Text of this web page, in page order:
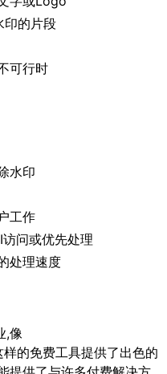
印的片段
可行时
水印
工作
问或优先处理
处理速度
,像
的免费工具提供了出色的